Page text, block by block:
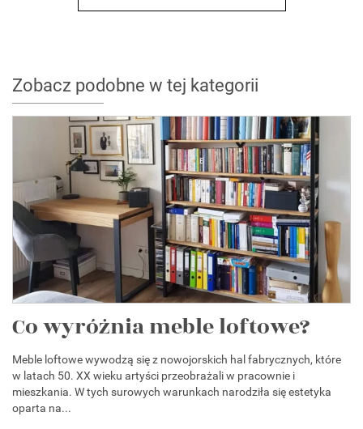
Zobacz podobne w tej kategorii
Co wyróżnia meble loftowe?
Meble loftowe wywodzą się z nowojorskich hal fabrycznych, które
w latach 50. XX wieku artyści przeobrażali w pracownie i
mieszkania. W tych surowych warunkach narodziła się estetyka
oparta na...